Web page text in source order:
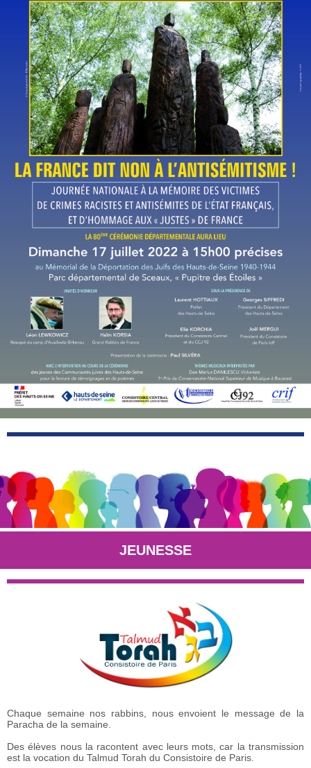
JEUNESSE
Chaque semaine nos rabbins, nous envoient le message de la
Paracha de la semaine.
Des élèves nous la racontent avec leurs mots, car la transmission
est la vocation du Talmud Torah du Consistoire de Paris.